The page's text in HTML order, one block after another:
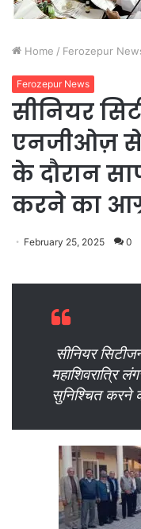
Home / Ferozepur
Ferozepur News
सीनियर
एनजीओज़ से
के दौरान
करने का
February 25, 2025 0
सीनियर
महाशिवरात्रि
सुनिश्चित करने